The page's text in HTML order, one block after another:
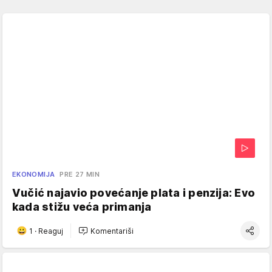
EKONOMIJA PRE 27 MIN
Vučić najavio povećanje plata i penzija: Evo
kada stižu veća primanja
1 · Reaguj Komentariši